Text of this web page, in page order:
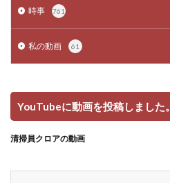
時事 761
私の動画 61
YouTubeに動画を投稿しました。
清掃員クロアの動画